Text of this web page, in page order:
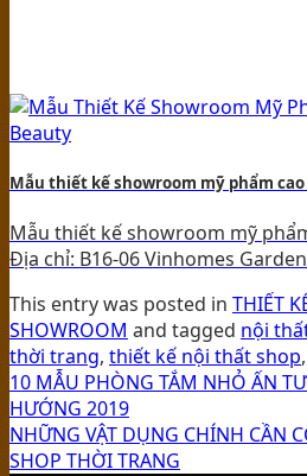
Mẫu thiết kế showroom mỹ phẩm
Mẫu thiết kế showroom mỹ
Địa chỉ: B16-06 Vinhomes
This entry was posted in THIẾT
SHOWROOM and tagged nội
thời trang, thiết kế nội thất shop,
10 MẪU PHÒNG TẮM NHỎ ẤN
HƯỚNG 2019
NHỮNG VẬT DỤNG CHÍNH CẦN
SHOP THỜI TRANG